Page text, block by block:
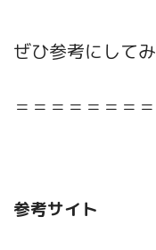
ぜひ参考にして
＝＝＝＝＝＝＝
参考サイト